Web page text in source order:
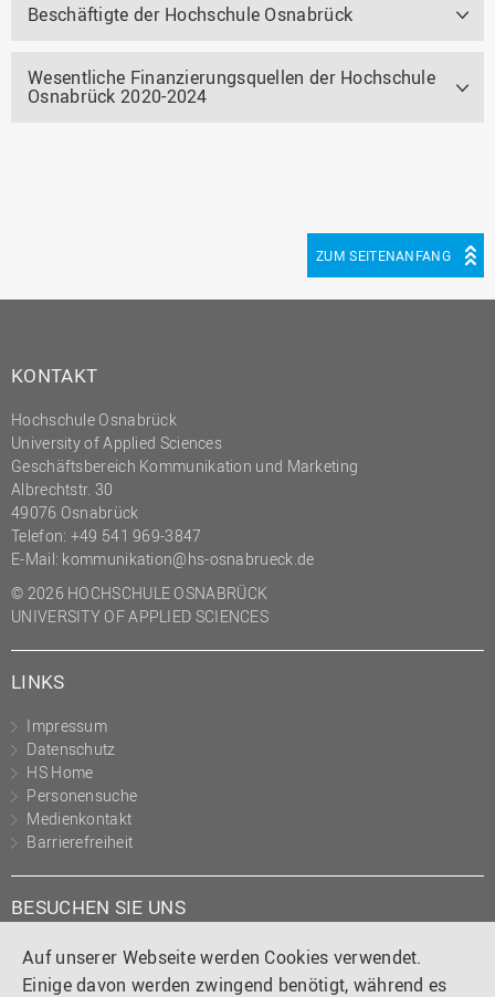
Auf unserer Webseite werden Cookies verwendet.
Einige davon werden zwingend benötigt, während es
Beschäftigte der Hochschule Osnabrück
Wesentliche Finanzierungsquellen der Hochschule
Osnabrück 2020-2024
ZUM SEITENANFANG
KONTAKT
Hochschule Osnabrück
University of Applied Sciences
Geschäftsbereich Kommunikation und Marketing
Albrechtstr. 30
49076 Osnabrück
Telefon: +49 541 969-3847
E-Mail: kommunikation@hs-osnabrueck.de
© 2026 HOCHSCHULE OSNABRÜCK
UNIVERSITY OF APPLIED SCIENCES
LINKS
Impressum
Datenschutz
HS Home
Personensuche
Medienkontakt
Barrierefreiheit
BESUCHEN SIE UNS
Instagram
TiktokLinkedIn
YouTube
Facebook